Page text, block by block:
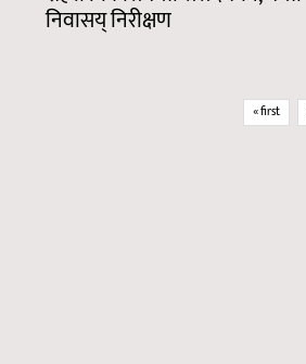
निवासय् निरीक्षण
« first